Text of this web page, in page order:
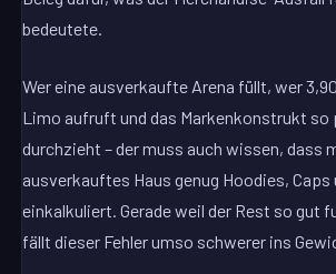
bedeutete.
Wer eine ausverkaufte Arena füllt, wer
Limo aufruft und das Markenkonstrukt so
durchzieht – der muss auch wissen, dass
ausverkauftes Haus genug Hoodies, Caps
einkalkuliert. Gerade weil der Rest so gut
fällt dieser Fehler umso schwerer ins